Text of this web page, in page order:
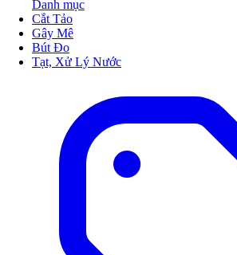
Danh mục
Cắt Tảo
Gây Mê
Bút Đo
Tạt, Xử Lý Nước